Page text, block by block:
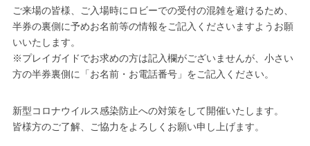
ご来場の皆様、ご入場時にロビーでの受付の混雑を避けるため、
半券の裏側に予めお名前等の情報をご記入くださいますようお願
いいたします。
※プレイガイドでお求めの方は記入欄がございませんが、小さい
方の半券裏側に「お名前・お電話番号」をご記入ください。
新型コロナウイルス感染防止への対策をして開催いたします。
皆様方のご了解、ご協力をよろしくお願い申し上げます。